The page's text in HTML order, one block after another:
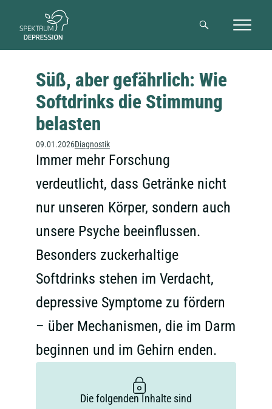
Süß, aber gefährlich: Wie
Softdrinks die Stimmung
belasten
09.01.2026Diagnostik
Immer mehr Forschung
verdeutlicht, dass Getränke nicht
nur unseren Körper, sondern auch
unsere Psyche beeinflussen.
Besonders zuckerhaltige
Softdrinks stehen im Verdacht,
depressive Symptome zu fördern
– über Mechanismen, die im Darm
beginnen und im Gehirn enden.
Die folgenden Inhalte sind